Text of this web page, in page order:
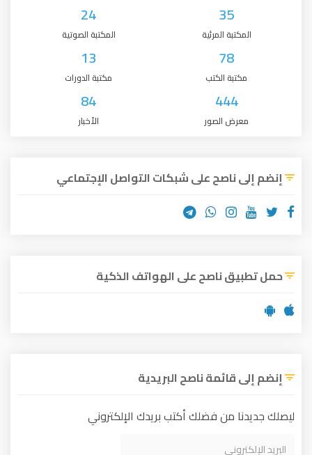
35
المكتبة المرئية
24
المكتبة الصوتية
78
مكتبة الكتب
13
مكتبة الدورات
444
معرض الصور
84
الأخبار
إنضم إلى ناصح على شبكات التواصل الإجتماعي
حمل تطبيق ناصح على الهواتف الذكية
إنضم إلى قائمة ناصح البريدية
ليصلك جديدنا من فضلك أكتب بريدك الإلكتروني